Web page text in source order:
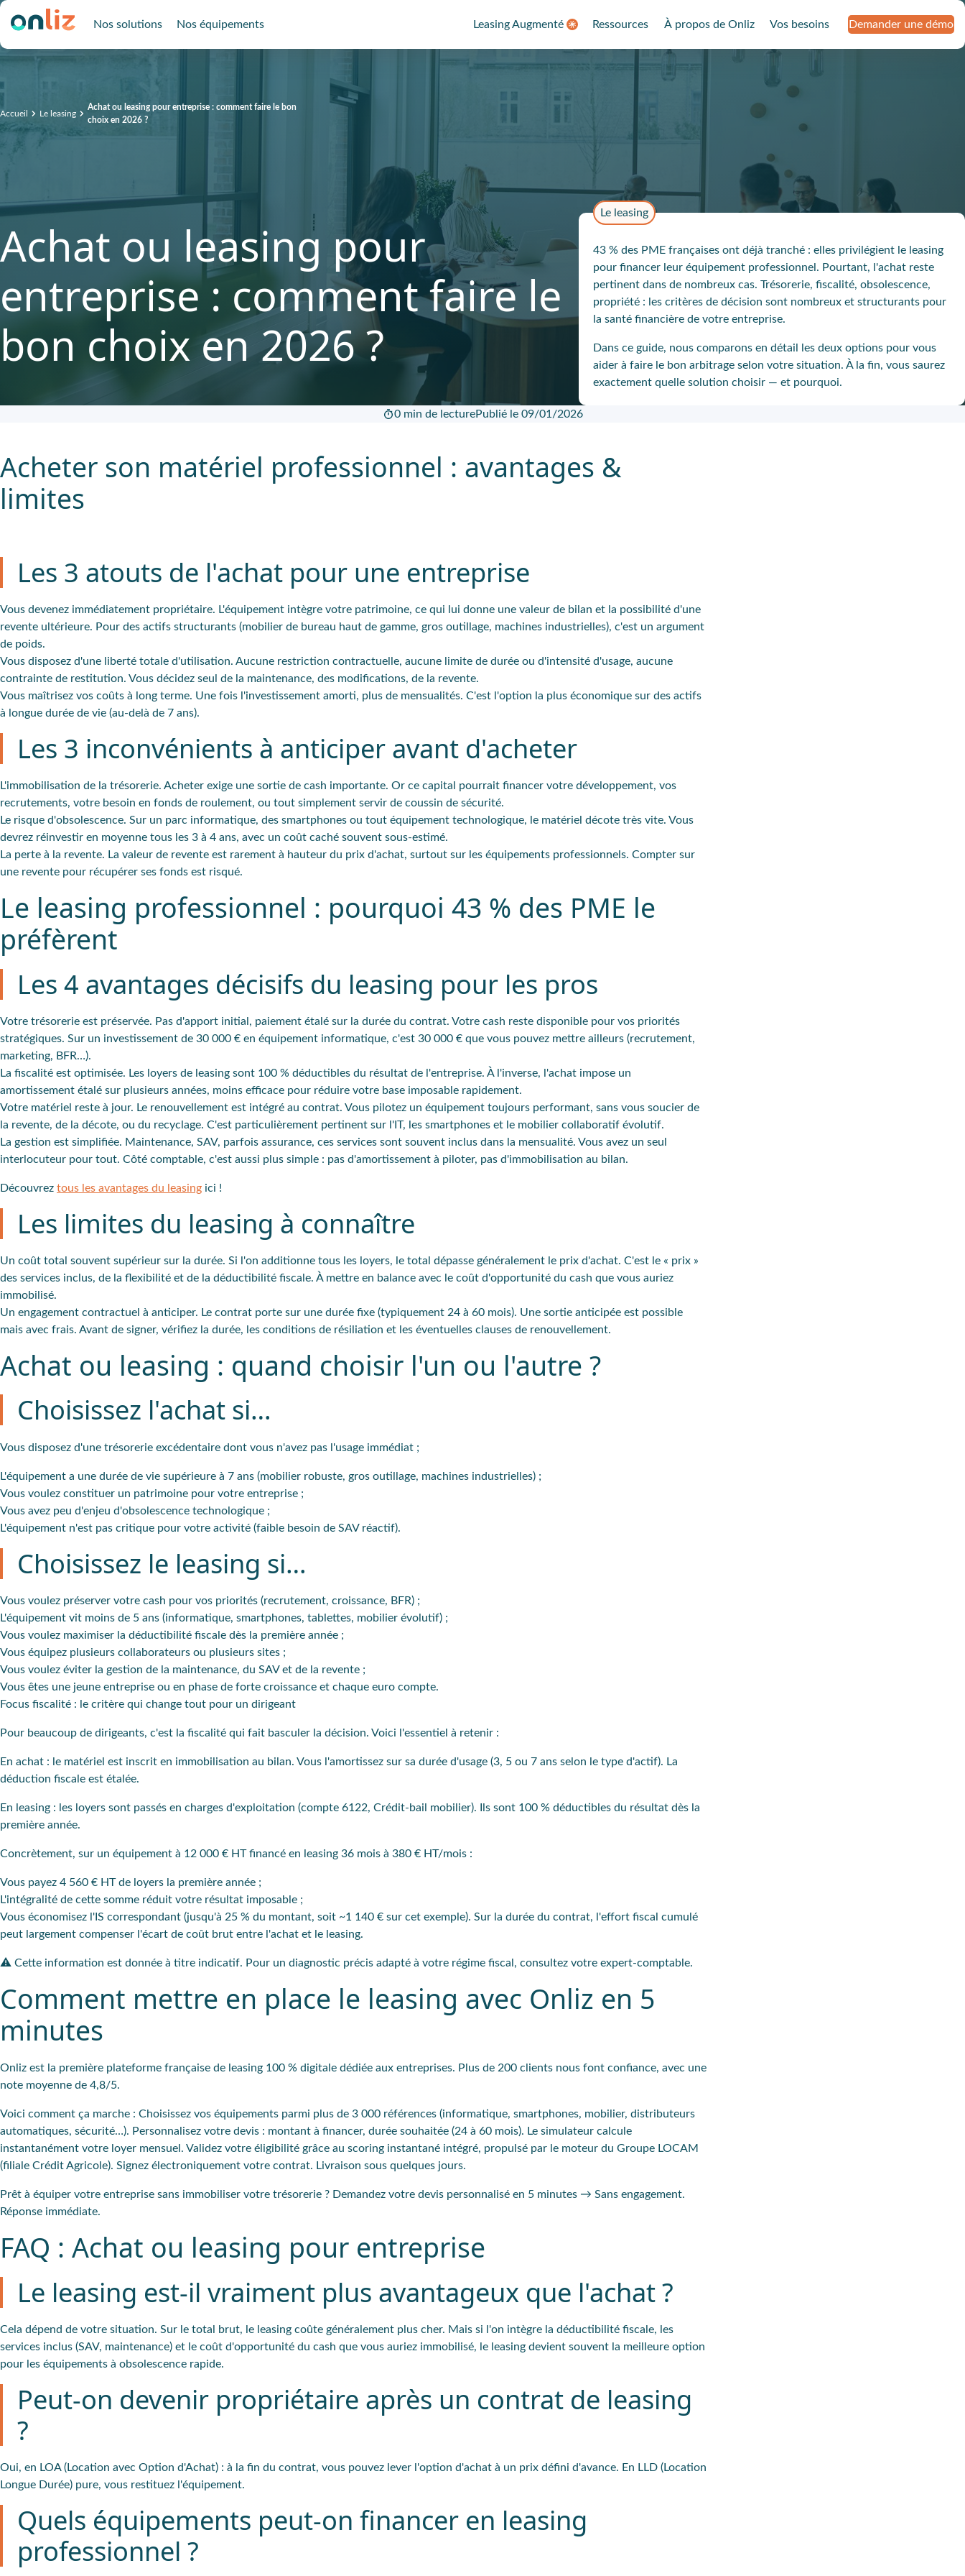
Nos solutions Nos équipements Leasing Augmenté Ressources À propos de Onliz Vos besoins Demander une démo
Accueil Le leasing
Achat ou leasing pour entreprise : comment faire le bon
choix en 2026 ?
Achat ou leasing pour
entreprise : comment faire le
bon choix en 2026 ?
Le leasing
43 % des PME françaises ont déjà tranché : elles privilégient le leasing
pour financer leur équipement professionnel. Pourtant, l'achat reste
pertinent dans de nombreux cas. Trésorerie, fiscalité, obsolescence,
propriété : les critères de décision sont nombreux et structurants pour
la santé financière de votre entreprise.
Dans ce guide, nous comparons en détail les deux options pour vous
aider à faire le bon arbitrage selon votre situation. À la fin, vous saurez
exactement quelle solution choisir — et pourquoi.
0 min de lecturePublié le 09/01/2026
Acheter son matériel professionnel : avantages &
limites
Les 3 atouts de l'achat pour une entreprise
Vous devenez immédiatement propriétaire. L'équipement intègre votre patrimoine, ce qui lui donne une valeur de bilan et la possibilité d'une
revente ultérieure. Pour des actifs structurants (mobilier de bureau haut de gamme, gros outillage, machines industrielles), c'est un argument
de poids.
Vous disposez d'une liberté totale d'utilisation. Aucune restriction contractuelle, aucune limite de durée ou d'intensité d'usage, aucune
contrainte de restitution. Vous décidez seul de la maintenance, des modifications, de la revente.
Vous maîtrisez vos coûts à long terme. Une fois l'investissement amorti, plus de mensualités. C'est l'option la plus économique sur des actifs
à longue durée de vie (au-delà de 7 ans).
Les 3 inconvénients à anticiper avant d'acheter
L'immobilisation de la trésorerie. Acheter exige une sortie de cash importante. Or ce capital pourrait financer votre développement, vos
recrutements, votre besoin en fonds de roulement, ou tout simplement servir de coussin de sécurité.
Le risque d'obsolescence. Sur un parc informatique, des smartphones ou tout équipement technologique, le matériel décote très vite. Vous
devrez réinvestir en moyenne tous les 3 à 4 ans, avec un coût caché souvent sous-estimé.
La perte à la revente. La valeur de revente est rarement à hauteur du prix d'achat, surtout sur les équipements professionnels. Compter sur
une revente pour récupérer ses fonds est risqué.
Le leasing professionnel : pourquoi 43 % des PME le
préfèrent
Les 4 avantages décisifs du leasing pour les pros
Votre trésorerie est préservée. Pas d'apport initial, paiement étalé sur la durée du contrat. Votre cash reste disponible pour vos priorités
stratégiques. Sur un investissement de 30 000 € en équipement informatique, c'est 30 000 € que vous pouvez mettre ailleurs (recrutement,
marketing, BFR…).
La fiscalité est optimisée. Les loyers de leasing sont 100 % déductibles du résultat de l'entreprise. À l'inverse, l'achat impose un
amortissement étalé sur plusieurs années, moins efficace pour réduire votre base imposable rapidement.
Votre matériel reste à jour. Le renouvellement est intégré au contrat. Vous pilotez un équipement toujours performant, sans vous soucier de
la revente, de la décote, ou du recyclage. C'est particulièrement pertinent sur l'IT, les smartphones et le mobilier collaboratif évolutif.
La gestion est simplifiée. Maintenance, SAV, parfois assurance, ces services sont souvent inclus dans la mensualité. Vous avez un seul
interlocuteur pour tout. Côté comptable, c'est aussi plus simple : pas d'amortissement à piloter, pas d'immobilisation au bilan.
Découvrez tous les avantages du leasing ici !
Les limites du leasing à connaître
Un coût total souvent supérieur sur la durée. Si l'on additionne tous les loyers, le total dépasse généralement le prix d'achat. C'est le « prix »
des services inclus, de la flexibilité et de la déductibilité fiscale. À mettre en balance avec le coût d'opportunité du cash que vous auriez
immobilisé.
Un engagement contractuel à anticiper. Le contrat porte sur une durée fixe (typiquement 24 à 60 mois). Une sortie anticipée est possible
mais avec frais. Avant de signer, vérifiez la durée, les conditions de résiliation et les éventuelles clauses de renouvellement.
Achat ou leasing : quand choisir l'un ou l'autre ?
Choisissez l'achat si…
Vous disposez d'une trésorerie excédentaire dont vous n'avez pas l'usage immédiat ;
L'équipement a une durée de vie supérieure à 7 ans (mobilier robuste, gros outillage, machines industrielles) ;
Vous voulez constituer un patrimoine pour votre entreprise ;
Vous avez peu d'enjeu d'obsolescence technologique ;
L'équipement n'est pas critique pour votre activité (faible besoin de SAV réactif).
Choisissez le leasing si…
Vous voulez préserver votre cash pour vos priorités (recrutement, croissance, BFR) ;
L'équipement vit moins de 5 ans (informatique, smartphones, tablettes, mobilier évolutif) ;
Vous voulez maximiser la déductibilité fiscale dès la première année ;
Vous équipez plusieurs collaborateurs ou plusieurs sites ;
Vous voulez éviter la gestion de la maintenance, du SAV et de la revente ;
Vous êtes une jeune entreprise ou en phase de forte croissance et chaque euro compte.
Focus fiscalité : le critère qui change tout pour un dirigeant
Pour beaucoup de dirigeants, c'est la fiscalité qui fait basculer la décision. Voici l'essentiel à retenir :
En achat : le matériel est inscrit en immobilisation au bilan. Vous l'amortissez sur sa durée d'usage (3, 5 ou 7 ans selon le type d'actif). La
déduction fiscale est étalée.
En leasing : les loyers sont passés en charges d'exploitation (compte 6122, Crédit-bail mobilier). Ils sont 100 % déductibles du résultat dès la
première année.
Concrètement, sur un équipement à 12 000 € HT financé en leasing 36 mois à 380 € HT/mois :
Vous payez 4 560 € HT de loyers la première année ;
L'intégralité de cette somme réduit votre résultat imposable ;
Vous économisez l'IS correspondant (jusqu'à 25 % du montant, soit ~1 140 € sur cet exemple). Sur la durée du contrat, l'effort fiscal cumulé
peut largement compenser l'écart de coût brut entre l'achat et le leasing.
⚠️ Cette information est donnée à titre indicatif. Pour un diagnostic précis adapté à votre régime fiscal, consultez votre expert-comptable.
Comment mettre en place le leasing avec Onliz en 5
minutes
Onliz est la première plateforme française de leasing 100 % digitale dédiée aux entreprises. Plus de 200 clients nous font confiance, avec une
note moyenne de 4,8/5.
Voici comment ça marche : Choisissez vos équipements parmi plus de 3 000 références (informatique, smartphones, mobilier, distributeurs
automatiques, sécurité…). Personnalisez votre devis : montant à financer, durée souhaitée (24 à 60 mois). Le simulateur calcule
instantanément votre loyer mensuel. Validez votre éligibilité grâce au scoring instantané intégré, propulsé par le moteur du Groupe LOCAM
(filiale Crédit Agricole). Signez électroniquement votre contrat. Livraison sous quelques jours.
Prêt à équiper votre entreprise sans immobiliser votre trésorerie ? Demandez votre devis personnalisé en 5 minutes → Sans engagement.
Réponse immédiate.
FAQ : Achat ou leasing pour entreprise
Le leasing est-il vraiment plus avantageux que l'achat ?
Cela dépend de votre situation. Sur le total brut, le leasing coûte généralement plus cher. Mais si l'on intègre la déductibilité fiscale, les
services inclus (SAV, maintenance) et le coût d'opportunité du cash que vous auriez immobilisé, le leasing devient souvent la meilleure option
pour les équipements à obsolescence rapide.
Peut-on devenir propriétaire après un contrat de leasing
?
Oui, en LOA (Location avec Option d'Achat) : à la fin du contrat, vous pouvez lever l'option d'achat à un prix défini d'avance. En LLD (Location
Longue Durée) pure, vous restituez l'équipement.
Quels équipements peut-on financer en leasing
professionnel ?